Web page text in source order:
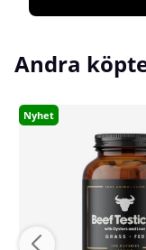
Andra
Nyhet